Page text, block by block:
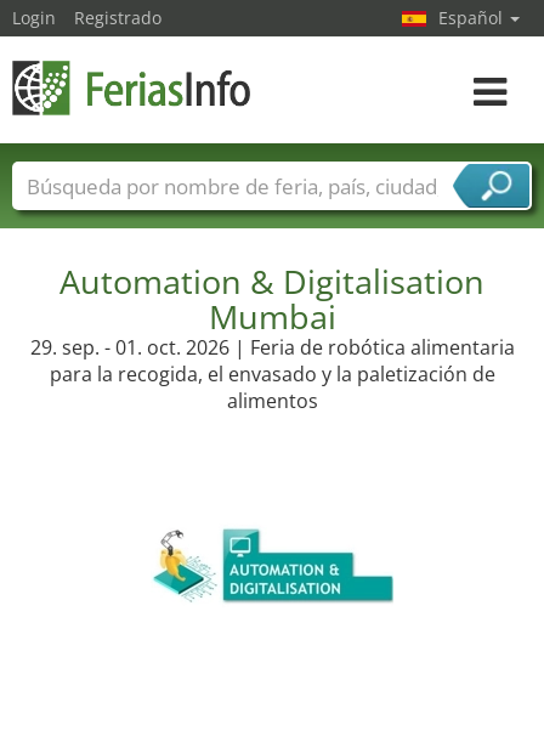
Automation & Digitalisation
Mumbai
29. sep. - 01. oct. 2026 | Feria de robótica alimentaria
para la recogida, el envasado y la paletización de
alimentos
Login Registrado Español
toggle
Nombres de ferias Países
Ciudades
Sectores de proveedor de servicios